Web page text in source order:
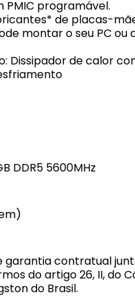
PMIC programável.
de placas-
montar o seu PC
Dissipador de calor
DDR5 5600MHz
garantia contratual
do artigo 26, II, do
do Brasil.